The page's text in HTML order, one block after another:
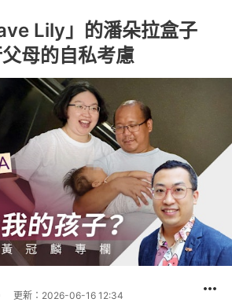
Lily」的潘朵拉盒子
母的自私考慮
更新： 2026-06-16 12:34